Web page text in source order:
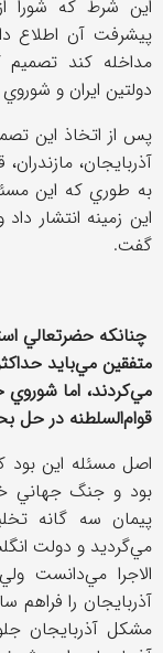
اين شرط که شورا
پيشرفت آن اطلاع
مداخله کند
دولتين ايران و
پس از اتخاذ اين
آذربايجان،
به طوري که اين
اين زمينه انتشار
گفت.
چنانکه حضرتعالي
مي‌کردند، اما
قوام‌السلطنه در حل
اصل مسئله اين بود
بود و جنگ جهاني
پيمان سه گانه
مي‌گرديد و دولت
الاجرا مي‌دانست
آذربايجان را فراهم
مشکل آذربايجان